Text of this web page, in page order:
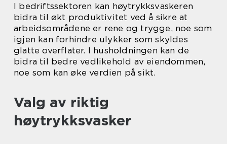
I bedriftssektoren kan høytrykksvaskeren
bidra til økt produktivitet ved å sikre at
arbeidsområdene er rene og trygge, noe som
igjen kan forhindre ulykker som skyldes
glatte overflater. I husholdningen kan de
bidra til bedre vedlikehold av eiendommen,
noe som kan øke verdien på sikt.
Valg av riktig
høytrykksvasker